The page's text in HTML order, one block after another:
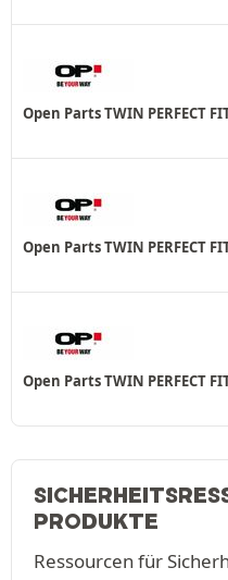
Open Parts TWIN PERFECT
Open Parts TWIN PERFECT
Open Parts TWIN PERFECT
PRODUKTE
Ressourcen für